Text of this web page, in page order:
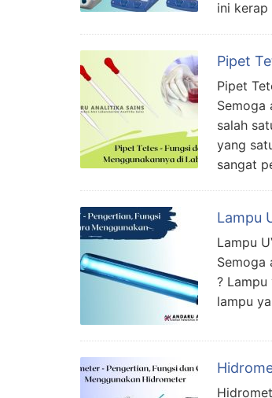
ini
Pipet
Pipet
Semoga
salah
yang
sangat
Lampu
Lampu
Semoga
?
lampu